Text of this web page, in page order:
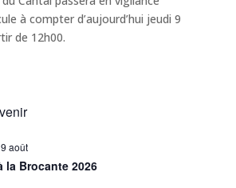
à compter d’aujourd’hui jeudi 9
de 12h00.
9 août
la Brocante 2026